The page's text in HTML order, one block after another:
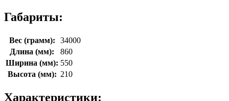
Габариты:
Вес (грамм):
34000
Длина (мм):
860
Ширина (мм): 550
Высота (мм): 210
Характеристики: